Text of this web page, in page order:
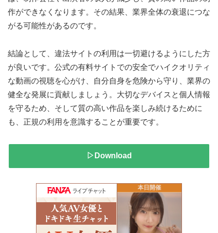
作ができなくなります。その結果、業界全体の衰退につな
がる可能性があるのです。
結論として、違法サイトの利用は一切避けるようにした方
が良いです。公式の有料サイトでの安全でハイクオリティ
な動画の視聴を心がけ、自分自身を危険から守り、業界の
健全な発展に貢献しましょう。大切なデバイスと個人情報
を守るため、そして質の高い作品を楽しみ続けるために
も、正規の利用を意識することが重要です。
▷Download